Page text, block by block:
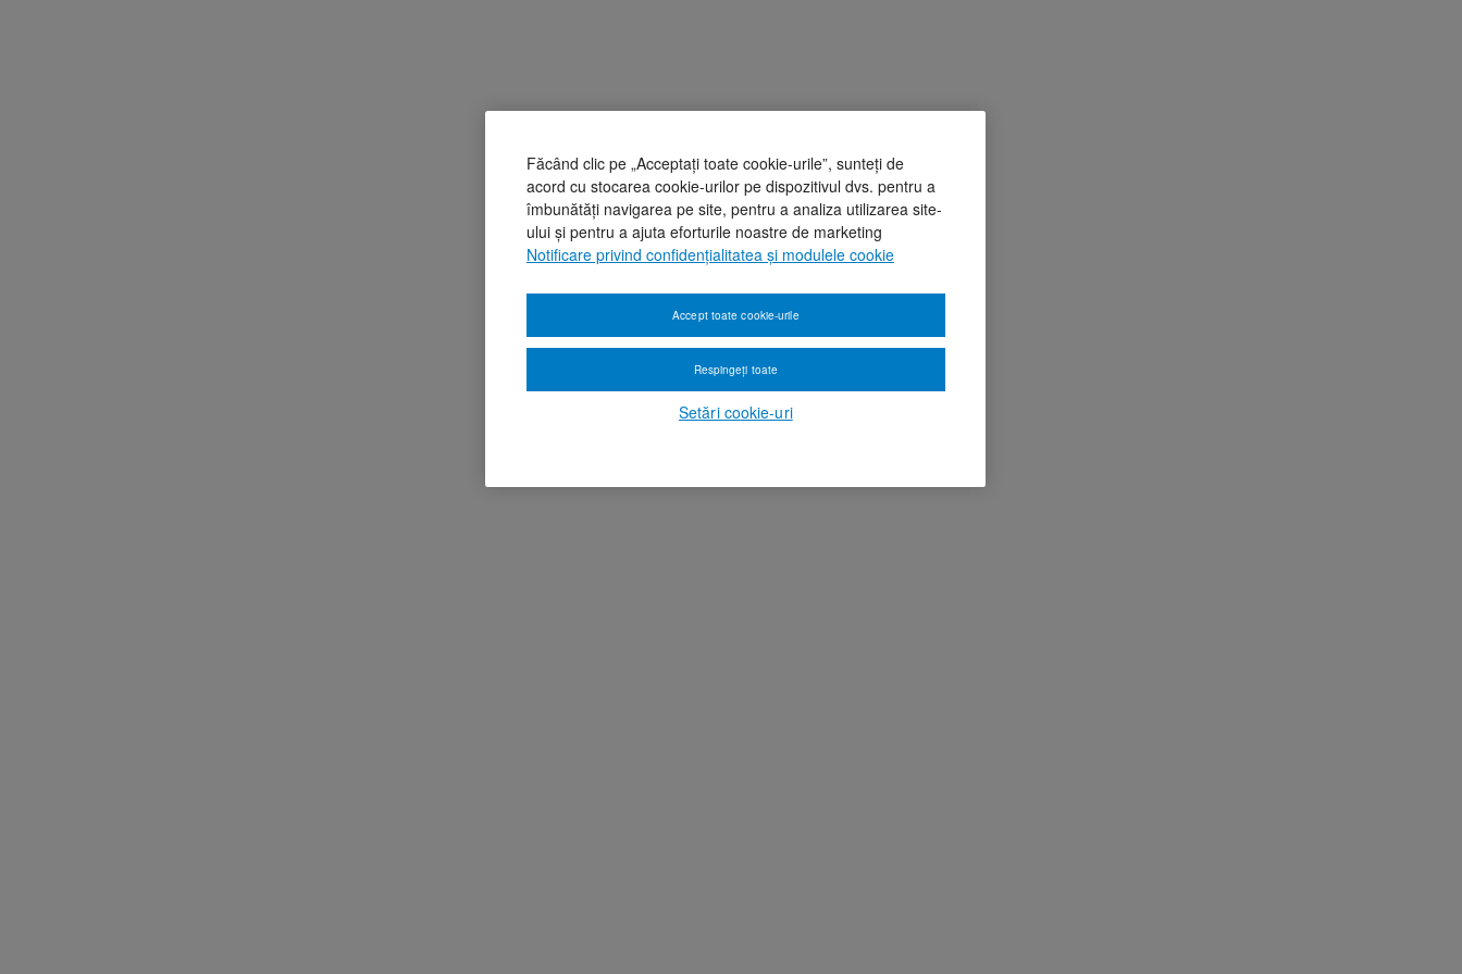
Făcând clic pe „Acceptați toate cookie-urile”, sunteți de
acord cu stocarea cookie-urilor pe dispozitivul dvs. pentru a
îmbunătăți navigarea pe site, pentru a analiza utilizarea site-
ului și pentru a ajuta eforturile noastre de marketing
Notificare privind confidențialitatea și modulele cookie
Setări cookie-uri
Respingeți toate
Accept toate cookie-urile